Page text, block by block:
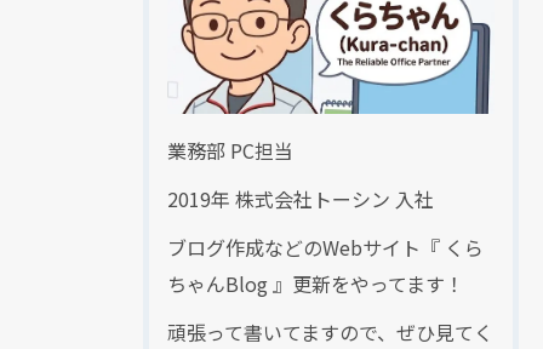
業務部 PC担当
2019年 株式会社トーシン 入社
ブログ作成などのWebサイト『 くら
ちゃんBlog 』更新をやってます！
頑張って書いてますので、ぜひ見てく